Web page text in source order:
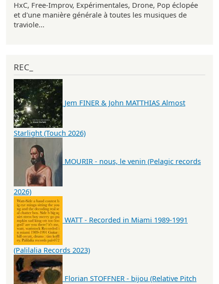
HxC, Free-Improv, Expérimentales, Drone, Pop éclopée
et d'une manière générale à toutes les musiques de
traviole...
REC_
Jem FINER & John MATTHIAS Almost
Starlight (Touch 2026)
MOURIR - nous, le venin (Pelagic records
2026)
WATT - Recorded in Miami 1989-1991
(Palilalia Records 2023)
Florian STOFFNER - bijou (Relative Pitch